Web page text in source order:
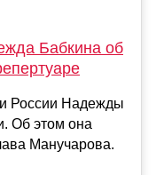
Бабкина об
России Надежды
Об этом она
Манучарова.